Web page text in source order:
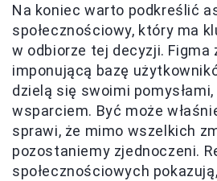
Na koniec warto podkreślić
społecznościowy, który ma
w odbiorze tej decyzji. Figma
imponującą bazę
dzielą się swoimi
wsparciem. Być może
sprawi, że mimo wszelkich
pozostaniemy zjednoczeni.
społecznościowych